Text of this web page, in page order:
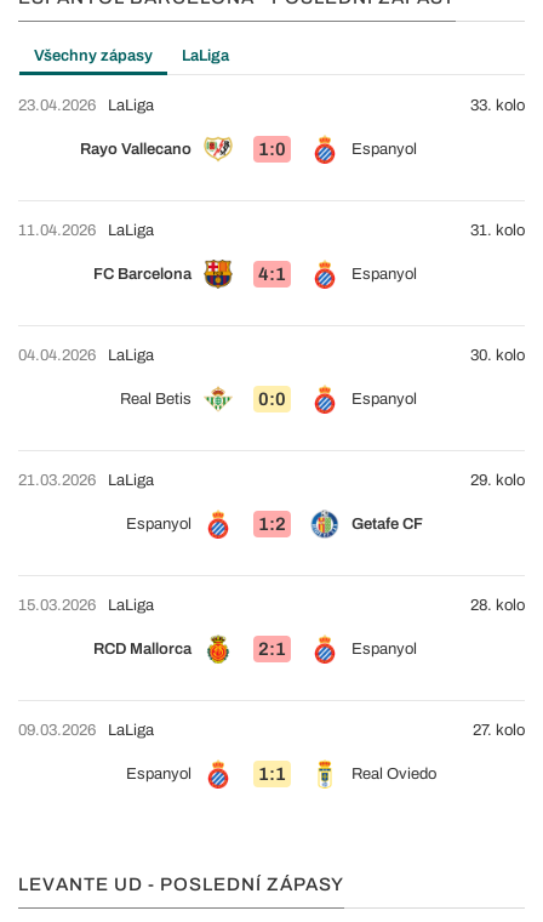
Všechny zápasy LaLiga
23.04.2026
Rayo Vallecano 1:0 Espanyol
LaLiga 33. kolo
11.04.2026
FC Barcelona 4:1 Espanyol
LaLiga 31. kolo
04.04.2026
Real Betis 0:0 Espanyol
LaLiga 30. kolo
21.03.2026
Espanyol 1:2 Getafe CF
LaLiga 29. kolo
15.03.2026
RCD Mallorca 2:1 Espanyol
LaLiga 28. kolo
09.03.2026
Espanyol 1:1 Real Oviedo
LaLiga 27. kolo
LEVANTE UD - POSLEDNÍ ZÁPASY